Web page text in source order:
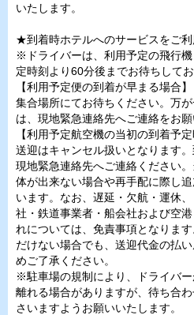
いたします。
★到着時ホテルへのサービスをご利
※ドライバーは、利用予定の飛行
定時刻より60分後までお待ちしてお
【利用予定便の到着が早まる場合
集合場所にてお待ちください。万
は、現地緊急連絡先へご連絡をお願
【利用予定航空機の当初の到着予
送迎はキャンセル扱いとなります
現地緊急連絡先へご連絡ください
体が出来ない場合や再手配に際し
います。なお、遅延・欠航・運休
社・鉄道事業者・船会社および空
れについては、免責事項となりま
だけない場合でも、送迎代金の払
めご了承ください。
※駐車場の規制により、ドライバ
離れる場合がありますが、待ち合
さいますようお願いいたします。